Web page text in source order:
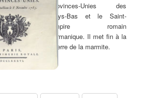
Provinces-Unies des
Pays-Bas et le Saint-
Empire romain
germanique. Il met fin à la
guerre de la marmite.